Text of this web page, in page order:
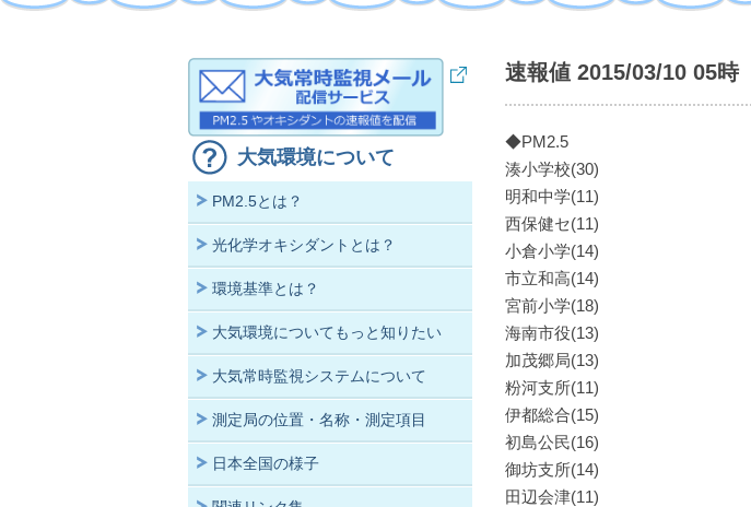
速報値 2015/03/10 05時
◆PM2.5
湊小学校(30)
明和中学(11)
西保健セ(11)
小倉小学(14)
市立和高(14)
宮前小学(18)
海南市役(13)
加茂郷局(13)
粉河支所(11)
伊都総合(15)
初島公民(16)
御坊支所(14)
田辺会津(11)
大気環境について
PM2.5とは？
光化学オキシダントとは？
環境基準とは？
大気環境についてもっと知りたい
大気常時監視システムについて
測定局の位置・名称・測定項目
日本全国の様子